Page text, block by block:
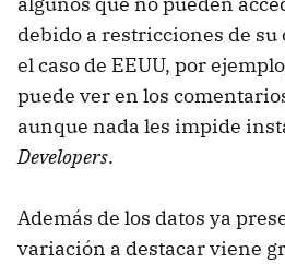
debido a restricciones de su
el caso de EEUU, por
puede ver en los
aunque nada les impide
Developers.
Además de los datos ya
variación a destacar viene